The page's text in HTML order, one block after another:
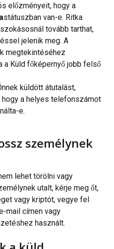
előzményeit, hogy a
státuszban van-e. Ritka
tovább tarthat,
jelenik meg. A
megtekintéséhez
a Küld főképernyő jobb felső
küldött átutalást,
a helyes telefonszámot
e.
személynek
lehet törölni vagy
utalt, kérje meg őt,
vagy kriptót, vegye fel
mail címen vagy
használt.